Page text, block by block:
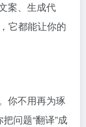
案、生成代
它都能让你的
你不用再为琢
问题“翻译”成